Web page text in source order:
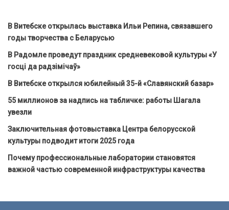
В Витебске открылась выставка Ильи Репина, связавшего
годы творчества с Беларусью
В Радомле проведут праздник средневековой культуры «У
госці да радзімічаў»
В Витебске открылся юбилейный 35-й «Славянский базар»
55 миллионов за надпись на табличке: работы Шагала
увезли
Заключительная фотовыставка Центра белорусской
культуры подводит итоги 2025 года
Почему профессиональные лаборатории становятся
важной частью современной инфраструктуры качества